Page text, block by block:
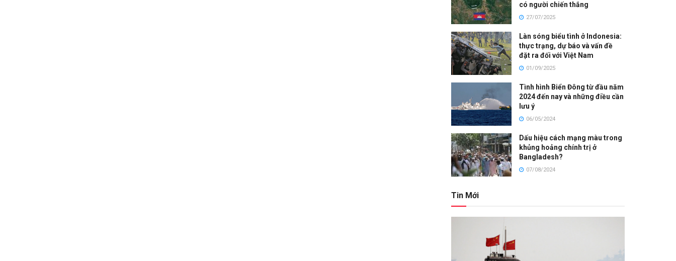
có người chiến thắng
27/07/2025
Làn sóng biểu tình ở Indonesia:
thực trạng, dự báo và vấn đề
đặt ra đối với Việt Nam
01/09/2025
Tình hình Biển Đông từ đầu năm
2024 đến nay và những điều cần
lưu ý
06/05/2024
Dấu hiệu cách mạng màu trong
khủng hoảng chính trị ở
Bangladesh?
07/08/2024
Tin Mới